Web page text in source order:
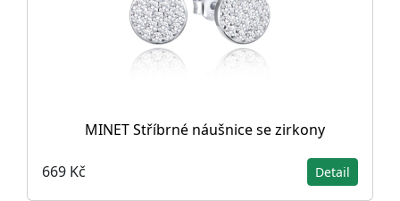
MINET Stříbrné náušnice se zirkony
669 Kč Detail